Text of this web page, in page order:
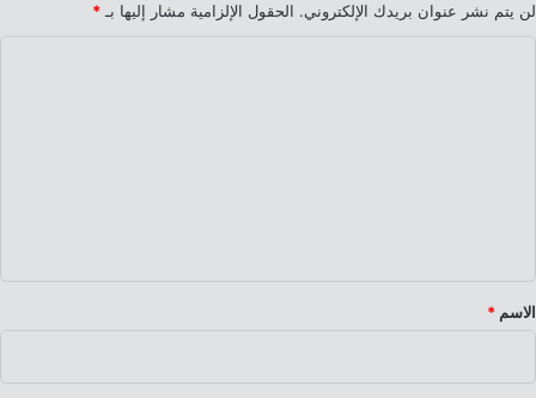
لن يتم نشر عنوان بريدك الإلكتروني. الحقول الإلزامية مشار إليها بـ *
*
الاسم *